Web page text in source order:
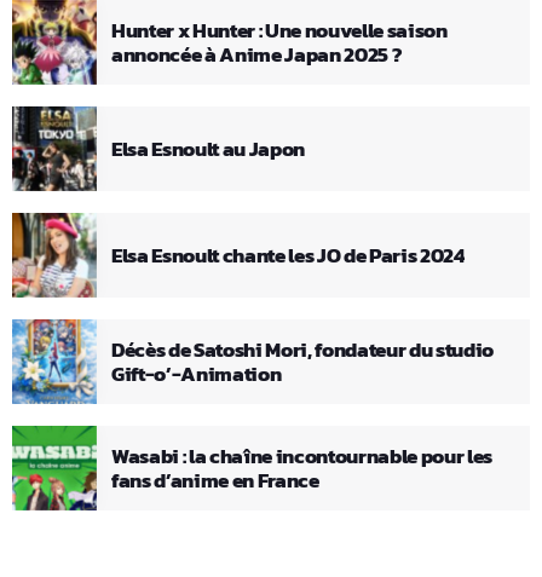
Hunter x Hunter : Une nouvelle saison
annoncée à Anime Japan 2025 ?
Elsa Esnoult au Japon
Elsa Esnoult chante les JO de Paris 2024
Décès de Satoshi Mori, fondateur du studio
Gift-o’-Animation
Wasabi : la chaîne incontournable pour les
fans d’anime en France